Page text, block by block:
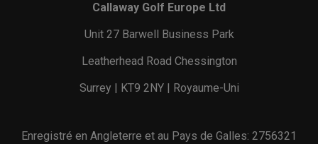
Callaway Golf Europe Ltd
Unit 27 Barwell Business Park
Leatherhead Road Chessington
Surrey | KT9 2NY | Royaume-Uni
Enregistré en Angleterre et au Pays de Galles: 2756321